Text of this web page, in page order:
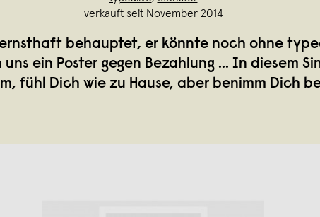
verkauft seit November 2014
ernsthaft behauptet, er könnte noch ohne
ein Poster gegen Bezahlung ... In diesem
fühl Dich wie zu Hause, aber benimm Dich